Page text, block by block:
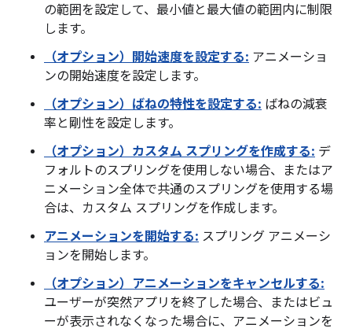
の範囲を設定して、最小値と最大値の範囲内に制限
します。
（オプション）開始速度を設定する: アニメーショ
ンの開始速度を設定します。
（オプション）ばねの特性を設定する: ばねの減衰
率と剛性を設定します。
（オプション）カスタム スプリングを作成する: デ
フォルトのスプリングを使用しない場合、またはア
ニメーション全体で共通のスプリングを使用する場
合は、カスタム スプリングを作成します。
アニメーションを開始する: スプリング アニメーシ
ョンを開始します。
（オプション）アニメーションをキャンセルする:
ユーザーが突然アプリを終了した場合、またはビュ
ーが表示されなくなった場合に、アニメーションを